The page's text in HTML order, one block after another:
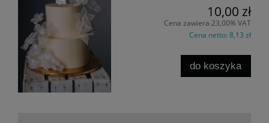
10,00 zł
Cena zawiera 23,00% VAT
Cena netto: 8,13 zł
do koszyka